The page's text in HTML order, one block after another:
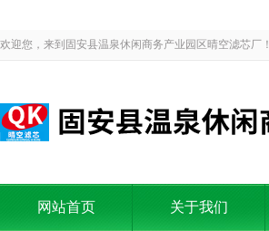
欢迎您，来到固安县温泉休闲商务产业园区晴空滤芯厂！
网站首页 关于我们